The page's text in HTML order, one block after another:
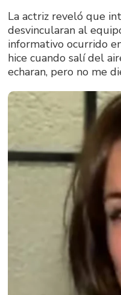
La actriz reveló que
desvincularan al
informativo ocurrido
hice cuando salí del
echaran, pero no me